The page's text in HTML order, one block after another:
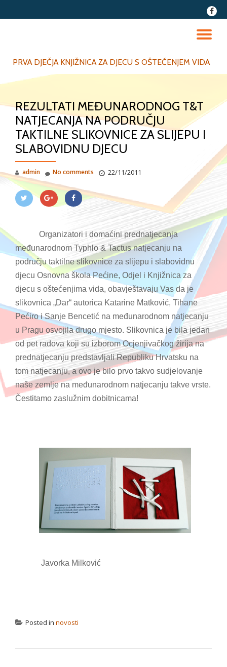
fa-
PRVA DJEČJA KNJIŽNICA ZA DJECU S OŠTEĆENJEM VIDA
REZULTATI MEĐUNARODNOG T&T
NATJECANJA NA PODRUČJU
TAKTILNE SLIKOVNICE ZA SLIJEPU I
SLABOVIDNU DJECU
admin 22/11/2011
No comments
Organizatori i domaćini prednatjecanja
međunarodnom Typhlo & Tactus natjecanju na
području taktilne slikovnice za slijepu i slabovidnu
djecu Osnovna škola Pećine, Odjel i Knjižnica za
djecu s oštećenjima vida, obavještavaju Vas da je
slikovnica „Dar“ autorica Katarine Matković, Tihane
Pećiro i Sanje Bencetić na međunarodnom natjecanju
u Pragu osvojila drugo mjesto. Slikovnica je bila jedan
od pet radova koji su izborom Ocjenjivačkog žirija na
prednatjecanju predstavljali Republiku Hrvatsku na
tom natjecanju, a ovo je bilo prvo takvo sudjelovanje
naše zemlje na međunarodnom natjecanju takve vrste.
Čestitamo zaslužnim dobitnicama!
Javorka Milković
Posted in novosti